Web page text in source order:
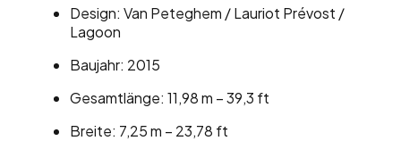
Design: Van Peteghem / Lauriot Prévost /
Lagoon
Baujahr: 2015
Gesamtlänge: 11,98 m – 39,3 ft
Breite: 7,25 m – 23,78 ft